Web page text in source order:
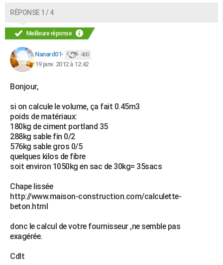
FORUM
Bricolage
Lifestyle
Culture
Sport
Auto
Television
Voyage
Cinema
RÉPONSE 1 / 4
Meilleure réponse
Nanard01- 400
19 janv. 2012 à 12:42
Bonjour,
si on calcule le volume, ça fait 0.45m3
poids de matériaux:
180kg de ciment portland 35
288kg sable fin 0/2
576kg sable gros 0/5
quelques kilos de fibre
soit environ 1050kg en sac de 30kg= 35sacs
Chape lissée
http://www.maison-construction.com/calculette-
beton.html
donc le calcul de votre fournisseur ,ne semble pas
exagérée.
Cdlt